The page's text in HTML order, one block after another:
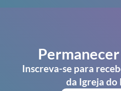
Inscreva-se para
da Igreja do